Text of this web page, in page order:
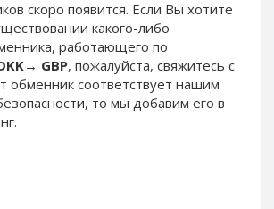
скоро появится. Если Вы хотите
какого-либо
работающего по
→ GBP, пожалуйста, свяжитесь с
обменник соответствует нашим
то мы добавим его в
Webmoney WMZ
Webmoney WMR
Webmoney WME
Webmoney WMU